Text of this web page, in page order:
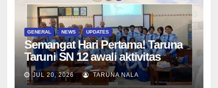
GENERAL NEWS UPDATES
Semangat Hari Pertama! Taruna
Taruni SN 12 awali aktivitas
bersama Wali Kelas dan Tes
Asesmen Diagnostik
JUL 20, 2026 TARUNA NALA